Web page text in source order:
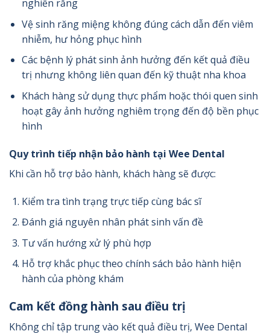
nghiến răng
Vệ sinh răng miệng không đúng cách dẫn đến viêm
nhiễm, hư hỏng phục hình
Các bệnh lý phát sinh ảnh hưởng đến kết quả điều
trị nhưng không liên quan đến kỹ thuật nha khoa
Khách hàng sử dụng thực phẩm hoặc thói quen sinh
hoạt gây ảnh hưởng nghiêm trọng đến độ bền phục
hình
Quy trình tiếp nhận bảo hành tại Wee Dental
Khi cần hỗ trợ bảo hành, khách hàng sẽ được:
Kiểm tra tình trạng trực tiếp cùng bác sĩ
Đánh giá nguyên nhân phát sinh vấn đề
Tư vấn hướng xử lý phù hợp
Hỗ trợ khắc phục theo chính sách bảo hành hiện
hành của phòng khám
Cam kết đồng hành sau điều trị
Không chỉ tập trung vào kết quả điều trị, Wee Dental